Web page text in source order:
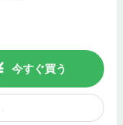
今すぐ買う